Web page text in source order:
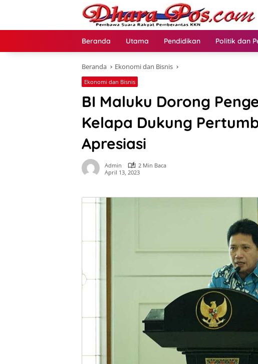
Beranda Utama Pendidikan Politik dan
Beranda Ekonomi dan Bisnis
Ekonomi dan Bisnis
BI Maluku Dorong
Kelapa Dukung
Apresiasi
Admin
2 Min Baca
April 13, 2023